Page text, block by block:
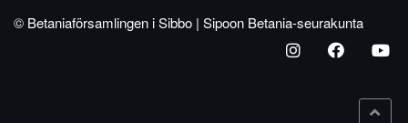
© Betaniaförsamlingen i Sibbo | Sipoon Betania-seurakunta